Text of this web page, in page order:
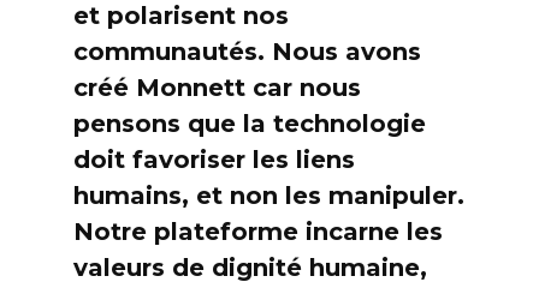
et polarisent nos
communautés. Nous avons
créé Monnett car nous
pensons que la technologie
doit favoriser les liens
humains, et non les manipuler.
Notre plateforme incarne les
valeurs de dignité humaine,